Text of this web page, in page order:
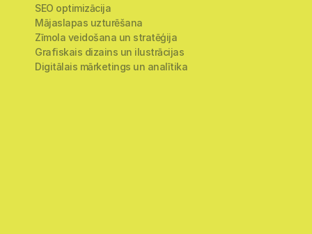
SEO optimizācija
Mājaslapas uzturēšana
Zīmola veidošana un stratēģija
Grafiskais dizains un ilustrācijas
Digitālais mārketings un analītika